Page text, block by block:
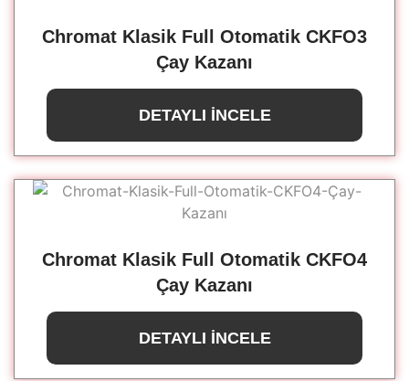
Chromat Klasik Full Otomatik CKFO3
Çay Kazanı
DETAYLI İNCELE
Chromat Klasik Full Otomatik CKFO4
Çay Kazanı
DETAYLI İNCELE